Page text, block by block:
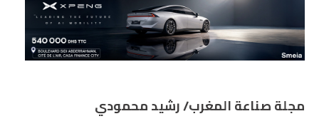
مجلة صناعة المغرب/ رشيد محمودي